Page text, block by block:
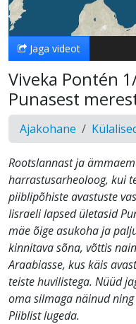
Jaga videot
Viveka Pontén
Punasest
Ajakohane
Rootslannast ja
harrastusarheoloog, kui
piiblipõhiste avastuste
Iisraeli lapsed ületasid
mäe õige asukoha ja
kinnitava sõna, võttis
Araabiasse, kus käis
teiste huvilistega. Nüüd
oma silmaga näinud
Piiblist lugeda.